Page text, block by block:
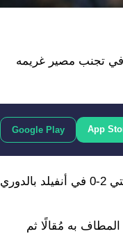
في تجنب مصير غريمه
App
Google Play
وكان جوارديولا قد قام بالإشارة بالرقم 6 إلى جماهير ليفربول بعد سخريتهم منه خلال هزيمة الريدز لمانشستر سيتي 2-0 في أنفيلد بالدوري
المطاف به مُقالًا ثم